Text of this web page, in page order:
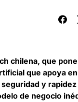
chilena, que
que apoya
y
de negocio